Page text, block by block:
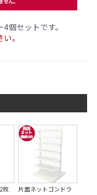
個セットです。
。
枚
片面ネットゴンドラ